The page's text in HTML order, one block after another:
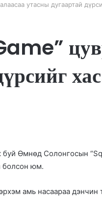
утасны дугаартай
Өмнөд Солонгосын
болсон юм.
амь насаараа дэнчин